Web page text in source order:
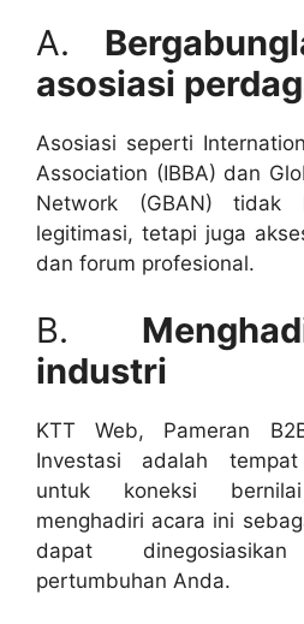
A.
asosiasi
Asosiasi seperti
Association (IBBA) dan
Network (GBAN) tidak
legitimasi, tetapi juga
dan forum profesional.
B.
industri
KTT Web, Pameran
Investasi adalah
untuk koneksi
menghadiri acara ini
dapat
pertumbuhan Anda.